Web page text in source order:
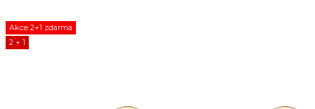
Akce 2+1 zdarma
2 + 1